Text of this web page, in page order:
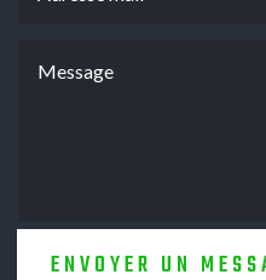
ENVOYER UN